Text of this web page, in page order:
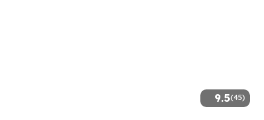
9.5(45)